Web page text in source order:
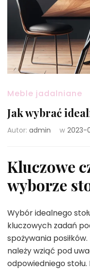
Meble jadalniane
Jak wybrać
Autor: admin w 2023-
Kluczowe
wyborze
Wybór idealnego
kluczowych zadań
spożywania
należy wziąć pod
odpowiedniego